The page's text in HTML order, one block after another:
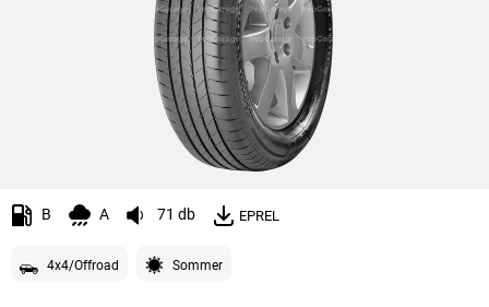
B A 71 db EPREL
4x4/Offroad Sommer